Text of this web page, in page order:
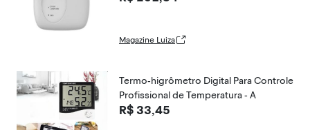
Magazine Luiza
Termo-higrômetro Digital Para Controle
Profissional de Temperatura - A
R$ 33,45